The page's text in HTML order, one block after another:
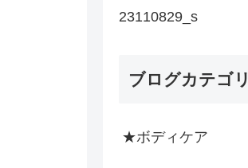
23110829_s
ブログカテゴリ
★ボディケア